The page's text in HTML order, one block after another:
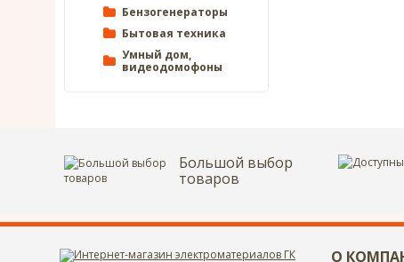
Бензогенераторы
Бытовая техника
Умный дом,
видеодомофоны
Большой выбор
товаров
О